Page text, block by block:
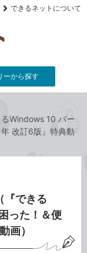
できるネットについて
ーから探す
Windows 10 パー
改訂6版』特典動
『できる
った！＆便
画）